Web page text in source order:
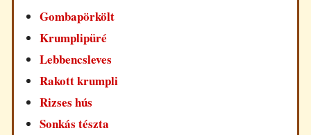
Gombapörkölt
Krumplipüré
Lebbencsleves
Rakott krumpli
Rizses hús
Sonkás tészta